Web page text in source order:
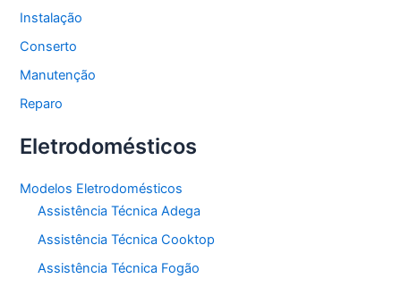
Instalação
Conserto
Manutenção
Reparo
Eletrodomésticos
Modelos Eletrodomésticos
Assistência Técnica Adega
Assistência Técnica Cooktop
Assistência Técnica Fogão